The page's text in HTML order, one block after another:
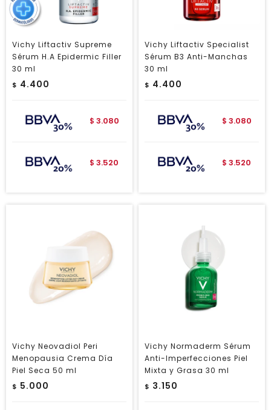
Vichy Liftactiv Supreme
Sérum H.A Epidermic Filler
30 ml
$ 4.400
$ 3.080
$ 3.520
Vichy Liftactiv Specialist
Sérum B3 Anti-Manchas
30 ml
$ 4.400
$ 3.080
$ 3.520
Vichy Neovadiol Peri
Menopausia Crema Día
Piel Seca 50 ml
$ 5.000
Vichy Normaderm Sérum
Anti-Imperfecciones Piel
Mixta y Grasa 30 ml
$ 3.150